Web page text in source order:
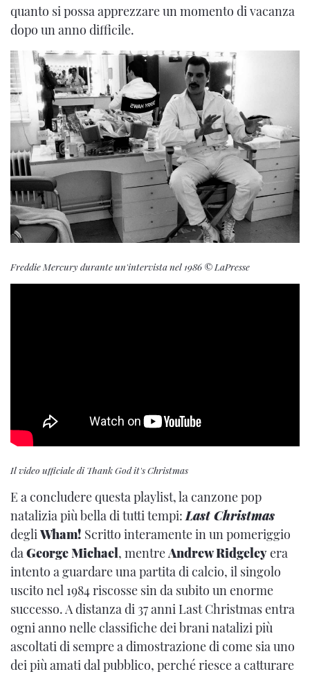
quanto si possa apprezzare un momento di vacanza
dopo un anno difficile.
Freddie Mercury durante un'intervista nel 1986 © LaPresse
Il video ufficiale di Thank God it's Christmas
E a concludere questa playlist, la canzone pop
natalizia più bella di tutti tempi: Last Christmas
degli Wham! Scritto interamente in un pomeriggio
da George Michael, mentreAndrew Ridgeleyera
intento a guardare una partita di calcio, il singolo
uscito nel 1984 riscosse sin da subito un enorme
successo. A distanza di 37 anni Last Christmas entra
ogni anno nelle classifiche dei brani natalizi più
ascoltati di sempre a dimostrazione di come sia uno
dei più amati dal pubblico, perché riesce a catturare